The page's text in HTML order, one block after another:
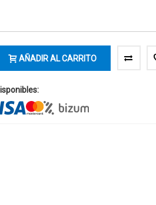
AÑADIR AL CARRITO